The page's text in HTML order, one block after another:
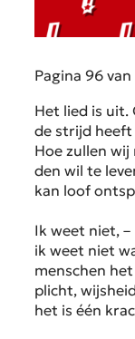
Pagina 96
Het lied is uit.
de strijd heeft
Hoe zullen
den wil te
kan loof
Ik weet niet,
ik weet niet
menschen
plicht,
het is één